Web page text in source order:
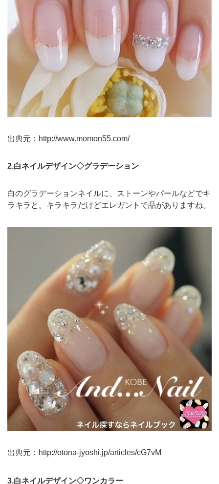
出典元： http://www.momon55.com/
2.白ネイルデザイン◇グラデーション
白のグラデーションネイルに、ストーンやパールなどでキ
ラキラと。キラキラだけどエレガントで品がありますね。
出典元： http://otona-jyoshi.jp/articles/cG7vM
3.白ネイルデザイン◇ワンカラー